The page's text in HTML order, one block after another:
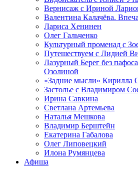
Вернисаж с Ириной
Валентина Калачёва.
Лариса Хенинен
Олег Гальченко
Культурный променад с
Путешествуем с Лидией
Лазурный Берег без
Озолиной
«Задние мысли»
Застолье с Владимиром
Ирина Савкина
Светлана Артемьева
Наталья Мешкова
Владимир Берштейн
Екатерина Габалова
Олег Липовецкий
Илона Румянцева
Афиша